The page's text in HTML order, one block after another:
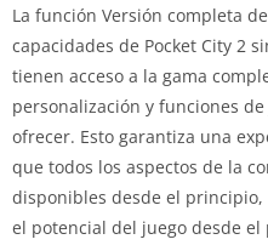
La función Versión completa
capacidades de Pocket City 2
tienen acceso a la gama
personalización y funciones
ofrecer. Esto garantiza una
que todos los aspectos de la
disponibles desde el
el potencial del juego desde el